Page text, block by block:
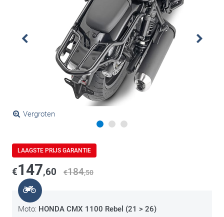
Vergroten
LAAGSTE PRIJS GARANTIE
€147,60 €184,50
Moto: HONDA CMX 1100 Rebel (21 > 26)